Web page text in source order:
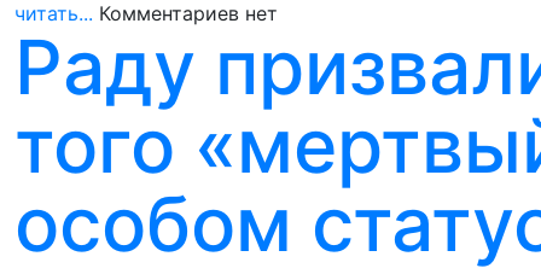
читать... Комментариев нет
Раду
того
особом